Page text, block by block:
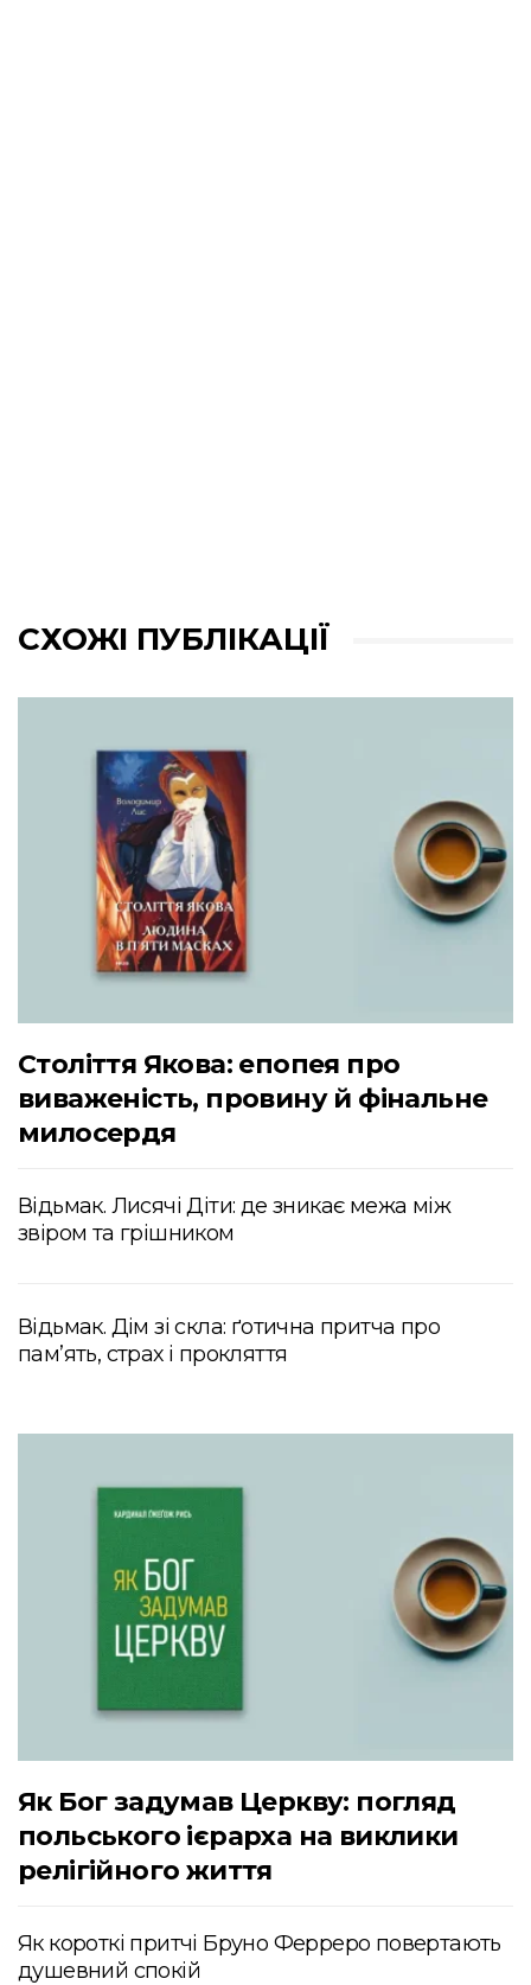
СХОЖІ ПУБЛІКАЦІЇ
Століття Якова: епопея про
виваженість, провину й фінальне
милосердя
Відьмак. Лисячі Діти: де зникає межа між
звіром та грішником
Відьмак. Дім зі скла: ґотична притча про
пам’ять, страх і прокляття
Як Бог задумав Церкву: погляд
польського ієрарха на виклики
релігійного життя
Як короткі притчі Бруно Ферреро повертають
душевний спокій